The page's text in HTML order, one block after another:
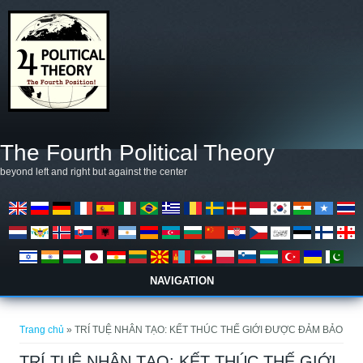
The Fourth Political Theory
beyond left and right but against the center
NAVIGATION
Bạn đang ở đây
Trang chủ » TRÍ TUỆ NHÂN TẠO: KẾT THÚC THẾ GIỚI ĐƯỢC ĐẢM BẢO